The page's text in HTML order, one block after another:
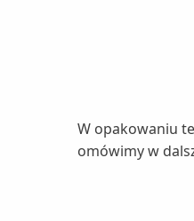
W opakowaniu
omówimy w